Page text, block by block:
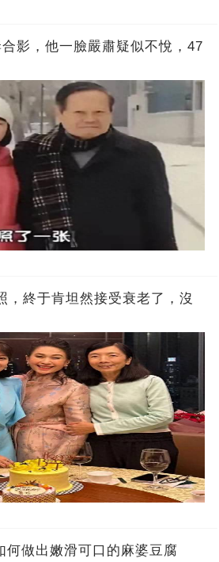
影，他一臉嚴肅疑似不悅，47
，終于肯坦然接受衰老了，沒
何做出嫩滑可口的麻婆豆腐